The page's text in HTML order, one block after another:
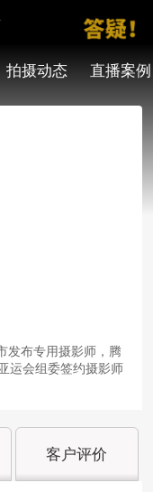
拍摄动态 直播案例
发布专用摄影师，腾
运会组委签约摄影师
客户评价